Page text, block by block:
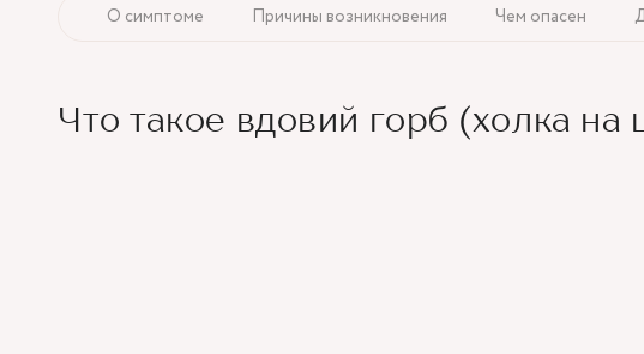
О симптоме Причины возникновения Чем опасен
Что такое вдовий горб (холка на